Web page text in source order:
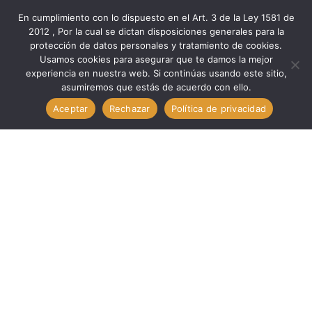
Marcas
Medid
Galgas Espesores Acero 20 Láminas 200 MM // MEDID 20020
En cumplimiento con lo dispuesto en el Art. 3 de la Ley 1581 de
2012 , Por la cual se dictan disposiciones generales para la
protección de datos personales y tratamiento de cookies.
Usamos cookies para asegurar que te damos la mejor
experiencia en nuestra web. Si continúas usando este sitio,
asumiremos que estás de acuerdo con ello.
Aceptar
Rechazar Política de privacidad